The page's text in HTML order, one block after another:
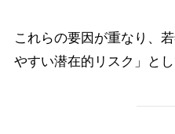
これらの要因が重なり、
やすい潜在的リスク」と